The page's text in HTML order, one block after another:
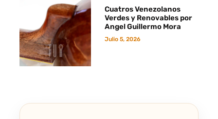
Cuatros Venezolanos
Verdes y Renovables por
Angel Guillermo Mora
Julio 5, 2026